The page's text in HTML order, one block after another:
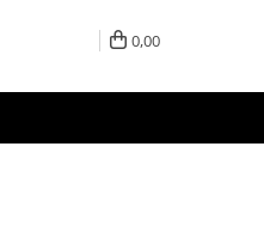
0,00